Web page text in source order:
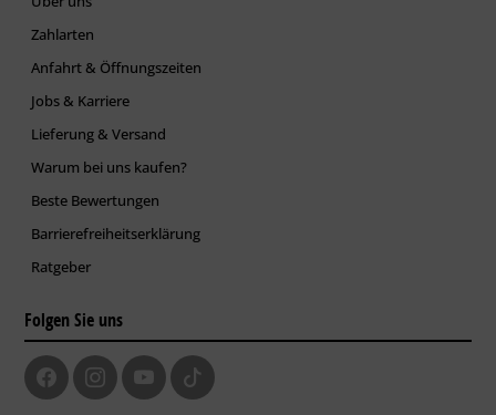
Zahlarten
Anfahrt & Öffnungszeiten
Jobs & Karriere
Lieferung & Versand
Warum bei uns kaufen?
Beste Bewertungen
Barrierefreiheitserklärung
Ratgeber
Folgen Sie uns